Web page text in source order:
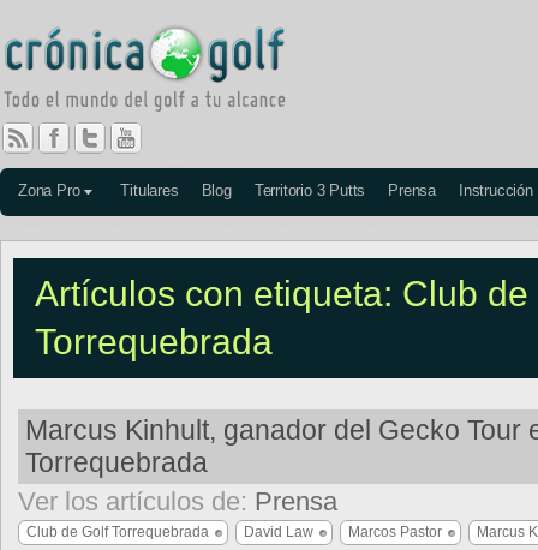
Zona Pro Titulares Blog Territorio 3 Putts Prensa Instrucción
Artículos con etiqueta: Club de
Torrequebrada
Marcus Kinhult, ganador del Gecko Tour
Torrequebrada
Ver los artículos de: Prensa
Club de Golf Torrequebrada David Law Marcos Pastor
Marcus